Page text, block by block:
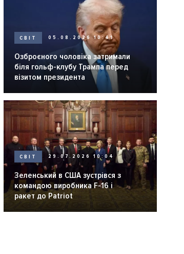
СВІТ 05.08.2026 10:41
Озброєного чоловіка затримали
біля гольф-клубу Трампа перед
візитом президента
СВІТ 29.07.2026 10:04
Зеленський в США зустрівся з
командою виробника F-16 і
ракет до Patriot